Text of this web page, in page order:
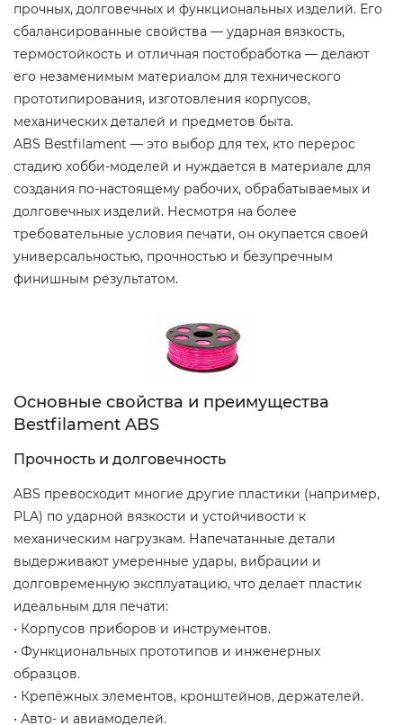
прочных, долговечных и функциональных изделий. Его
сбалансированные свойства — ударная вязкость,
термостойкость и отличная постобработка — делают
его незаменимым материалом для технического
прототипирования, изготовления корпусов,
механических деталей и предметов быта.
ABS Bestfilament — это выбор для тех, кто перерос
стадию хобби-моделей и нуждается в материале для
создания по-настоящему рабочих, обрабатываемых и
долговечных изделий. Несмотря на более
требовательные условия печати, он окупается своей
универсальностью, прочностью и безупречным
финишным результатом.
Основные свойства и преимущества
Bestfilament ABS
Прочность и долговечность
ABS превосходит многие другие пластики (например,
PLA) по ударной вязкости и устойчивости к
механическим нагрузкам. Напечатанные детали
выдерживают умеренные удары, вибрации и
долговременную эксплуатацию, что делает пластик
идеальным для печати:
• Корпусов приборов и инструментов.
• Функциональных прототипов и инженерных
образцов.
• Крепёжных элементов, кронштейнов, держателей.
• Авто- и авиамоделей.